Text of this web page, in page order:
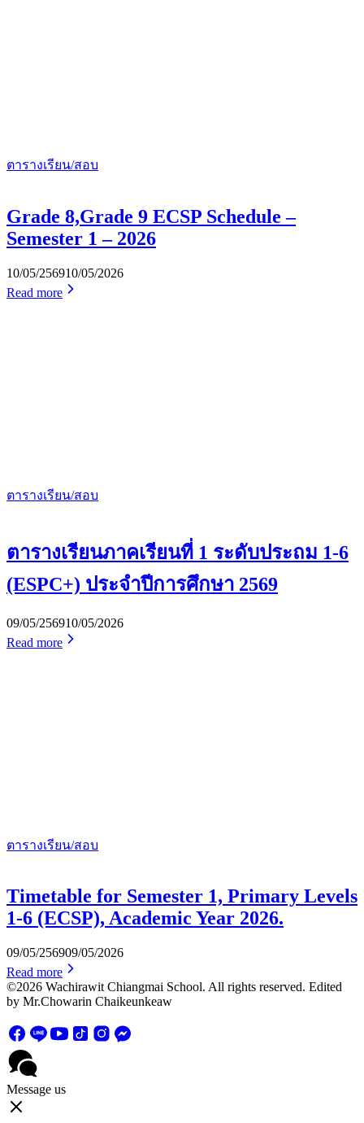
ตารางเรียน/สอบ
Grade 8,Grade 9 ECSP Schedule –
Semester 1 – 2026
10/05/256910/05/2026
Read more
ตารางเรียน/สอบ
ตารางเรียนภาคเรียนที่ 1 ระดับประถม 1-6
(ESPC+) ประจำปีการศึกษา 2569
09/05/256910/05/2026
Read more
ตารางเรียน/สอบ
Timetable for Semester 1, Primary Levels
1-6 (ECSP), Academic Year 2026.
09/05/256909/05/2026
Read more
©2026 Wachirawit Chiangmai School. All rights reserved. Edited
by Mr.Chowarin Chaikeunkeaw
Message us